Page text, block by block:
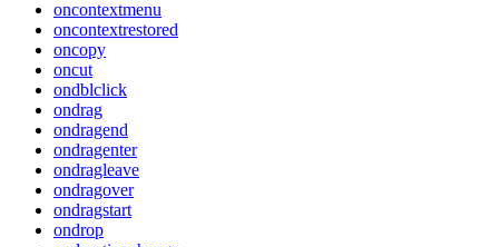
oncontextmenu
oncontextrestored
oncopy
oncut
ondblclick
ondrag
ondragend
ondragenter
ondragleave
ondragover
ondragstart
ondrop